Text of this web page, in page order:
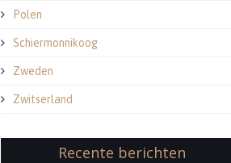
Polen
Schiermonnikoog
Zweden
Zwitserland
Recente berichten